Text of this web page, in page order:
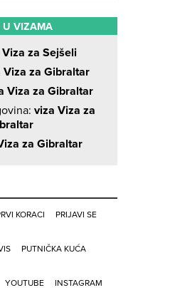
U VIZAMA
za Sejšeli
Viza za Gibraltar
Viza za Gibraltar
viza Viza za
za Gibraltar
KORACI
PRIJAVI SE
PUTNIČKA KUĆA
YOUTUBE
INSTAGRAM